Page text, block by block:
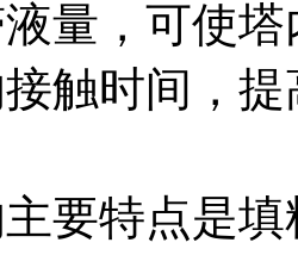
量，可使
触时间，
要特点是